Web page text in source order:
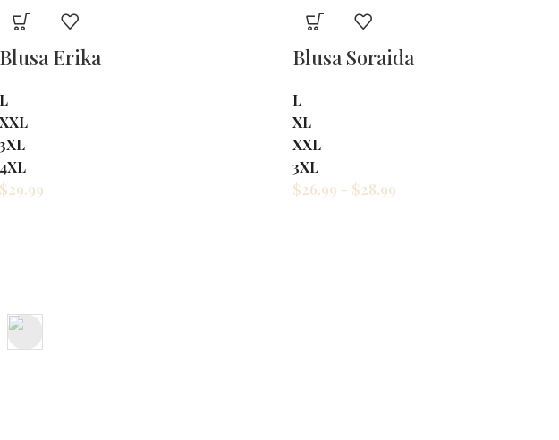
Blusa Soraida
L
XL
XXL
3XL
$26.99
Blusa Lucia
L
XL
$29.99